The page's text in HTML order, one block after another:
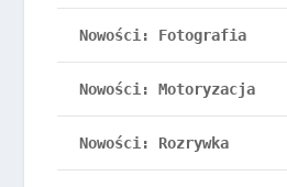
Nowości: Fotografia
Nowości: Motoryzacja
Nowości: Rozrywka